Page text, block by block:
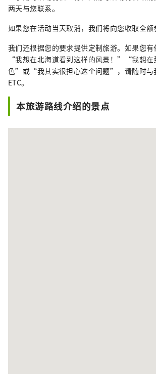
两天与您联系。
如果您在活动当天取消，我们将向您收取全额
我们还根据您的要求提供定制旅游。如果您有
“我想在北海道看到这样的风景！”“我想在
色”或“我其实很担心这个问题”，请随时与
ETC。
本旅游路线介绍的景点